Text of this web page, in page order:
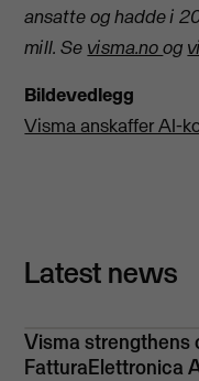
ansatte og hadde i
mill. Se visma.noog
Bildevedlegg
Visma anskaffer AI-
Latest news
Visma strengthens
FatturaElettronica